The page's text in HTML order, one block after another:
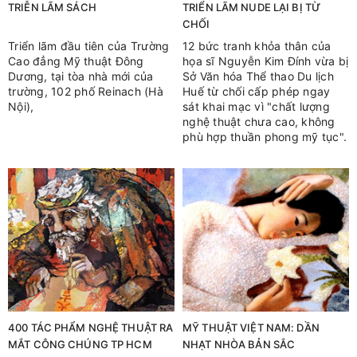
TRIỄN LÃM SÁCH
Triển lãm đầu tiên của Trường
Cao đẳng Mỹ thuật Đông
Dương, tại tòa nhà mới của
trường, 102 phố Reinach (Hà
Nội),
TRIỂN LÃM NUDE LẠI BỊ TỪ
CHỐI
12 bức tranh khỏa thân của
họa sĩ Nguyễn Kim Đính vừa bị
Sở Văn hóa Thể thao Du lịch
Huế từ chối cấp phép ngay
sát khai mạc vì "chất lượng
nghệ thuật chưa cao, không
phù hợp thuần phong mỹ tục".
400 TÁC PHẨM NGHỆ THUẬT RA
MẮT CÔNG CHÚNG TP HCM
MỸ THUẬT VIỆT NAM: DẦN
NHẠT NHÒA BẢN SẮC